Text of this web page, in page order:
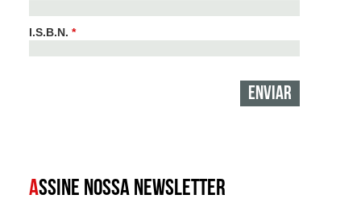
I.S.B.N. *
ASSINE NOSSA NEWSLETTER